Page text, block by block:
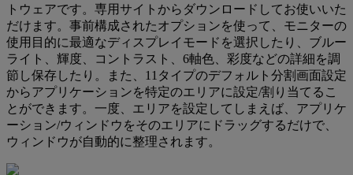
トウェアです。専用サイトからダウンロードしてお使いいた
だけます。事前構成されたオプションを使って、モニターの
使用目的に最適なディスプレイモードを選択したり、ブルー
ライト、輝度、コントラスト、6軸色、彩度などの詳細を調
節し保存したり。また、11タイプのデフォルト分割画面設定
からアプリケーションを特定のエリアに設定/割り当てるこ
とができます。一度、エリアを設定してしまえば、アプリケ
ーション/ウィンドウをそのエリアにドラッグするだけで、
ウィンドウが自動的に整理されます。